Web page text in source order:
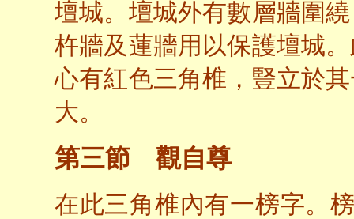
壇城。壇城外有數層牆圍
杵牆及蓮牆用以保護壇城
心有紅色三角椎，豎立於
大。
第三節 觀自尊
在此三角椎內有一榜字。